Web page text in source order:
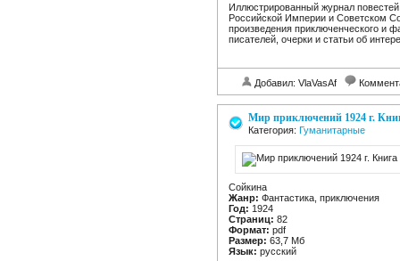
Иллюстрированный журнал
Российской Империи и Советском
произведения приключенческого и
писателей, очерки и статьи об
Добавил: VlaVasAf
Мир приключений 1924 г.
Категория: Гуманитарные
Сойкина
Жанр: Фантастика, приключения
Год: 1924
Страниц: 82
Формат: pdf
Размер: 63,7 Мб
Язык: русский